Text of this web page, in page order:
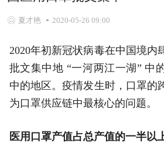
夏才艳 2020-05-26 09:00
2020年初新冠状病毒在中国境内
批文集中地 “一河两江一湖” 中
中的地区。疫情发生时，口罩的
为口罩供应链中最核心的问题。
医用口罩产值占总产值的一半以